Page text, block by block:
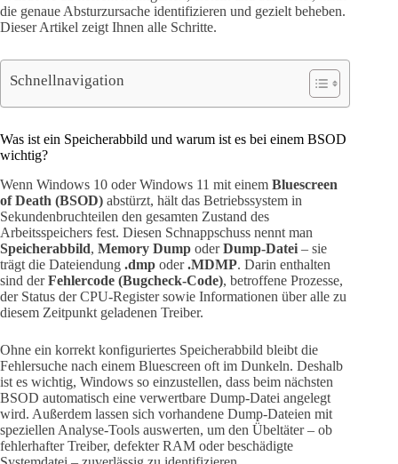
die genaue Absturzursache identifizieren und gezielt beheben.
Dieser Artikel zeigt Ihnen alle Schritte.
Schnellnavigation
Was ist ein Speicherabbild und warum ist es bei einem BSOD
wichtig?
Wenn Windows 10 oder Windows 11 mit einem Bluescreen
of Death (BSOD) abstürzt, hält das Betriebssystem in
Sekundenbruchteilen den gesamten Zustand des
Arbeitsspeichers fest. Diesen Schnappschuss nennt man
Speicherabbild, Memory Dump oderDump-Datei – sie
trägt die Dateiendung .dmp oder.MDMP. Darin enthalten
sind derFehlercode (Bugcheck-Code), betroffene Prozesse,
der Status der CPU-Register sowie Informationen über alle zu
diesem Zeitpunkt geladenen Treiber.
Ohne ein korrekt konfiguriertes Speicherabbild bleibt die
Fehlersuche nach einem Bluescreen oft im Dunkeln. Deshalb
ist es wichtig, Windows so einzustellen, dass beim nächsten
BSOD automatisch eine verwertbare Dump-Datei angelegt
wird. Außerdem lassen sich vorhandene Dump-Dateien mit
speziellen Analyse-Tools auswerten, um den Übeltäter – ob
fehlerhafter Treiber, defekter RAM oder beschädigte